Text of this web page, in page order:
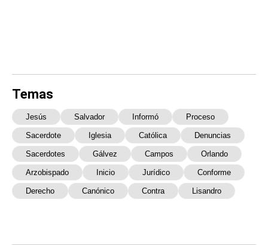
Temas
Jesús Salvador Informó Proceso
Sacerdote Iglesia Católica Denuncias
Sacerdotes Gálvez Campos Orlando
Arzobispado Inicio Jurídico Conforme
Derecho Canónico Contra Lisandro